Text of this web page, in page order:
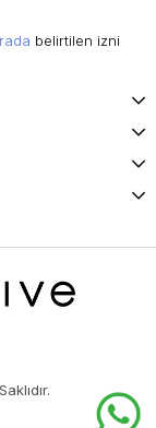
belirtilen izni